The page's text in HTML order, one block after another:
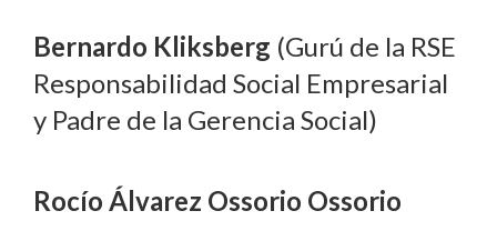
Bernardo Kliksberg (Gurú de la RSE
Responsabilidad Social Empresarial
y Padre de la Gerencia Social)
Rocío Álvarez Ossorio Ossorio